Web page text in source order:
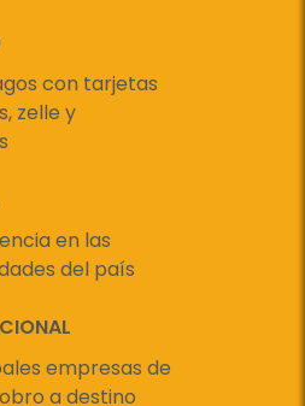
con tarjetas
zelle y
en las
del país
empresas de
a destino